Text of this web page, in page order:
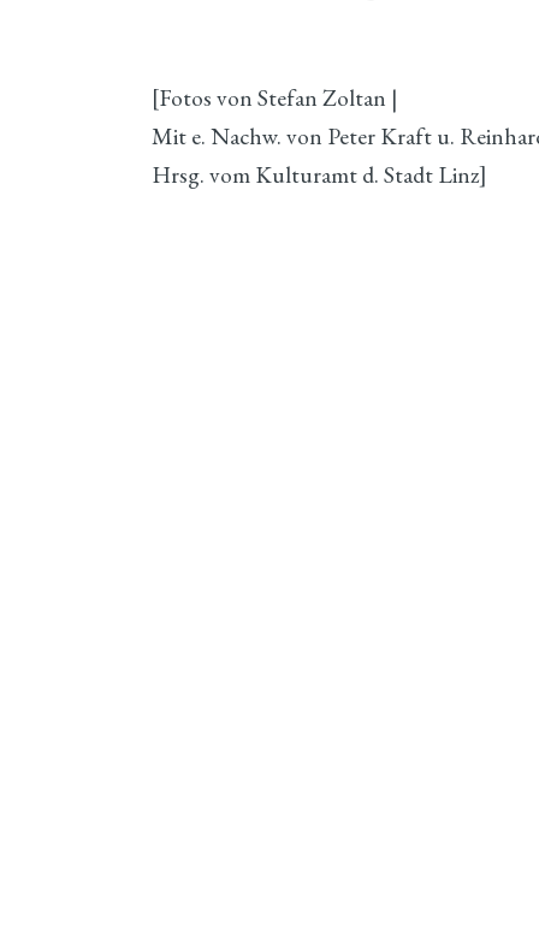
[Fotos von Stefan Zoltan |
Mit e. Nachw. von Peter Kraft u.
Hrsg. vom Kulturamt d. Stadt Linz]